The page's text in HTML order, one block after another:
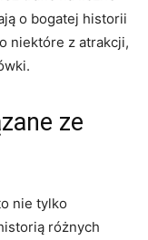
o bogatej historii
niektóre ‌z atrakcji,
ze
nie ⁢tylko
różnych